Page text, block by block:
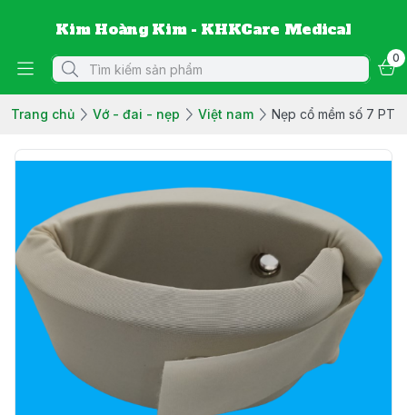
Kim Hoàng Kim - KHKCare Medical
0
Trang chủ Vớ - đai - nẹp Việt nam Nẹp cổ mềm số 7 PT